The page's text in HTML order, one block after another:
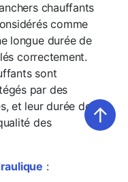
chauffants
comme
longue durée de
correctement.
sont
par des
et leur durée de
des
:
↑